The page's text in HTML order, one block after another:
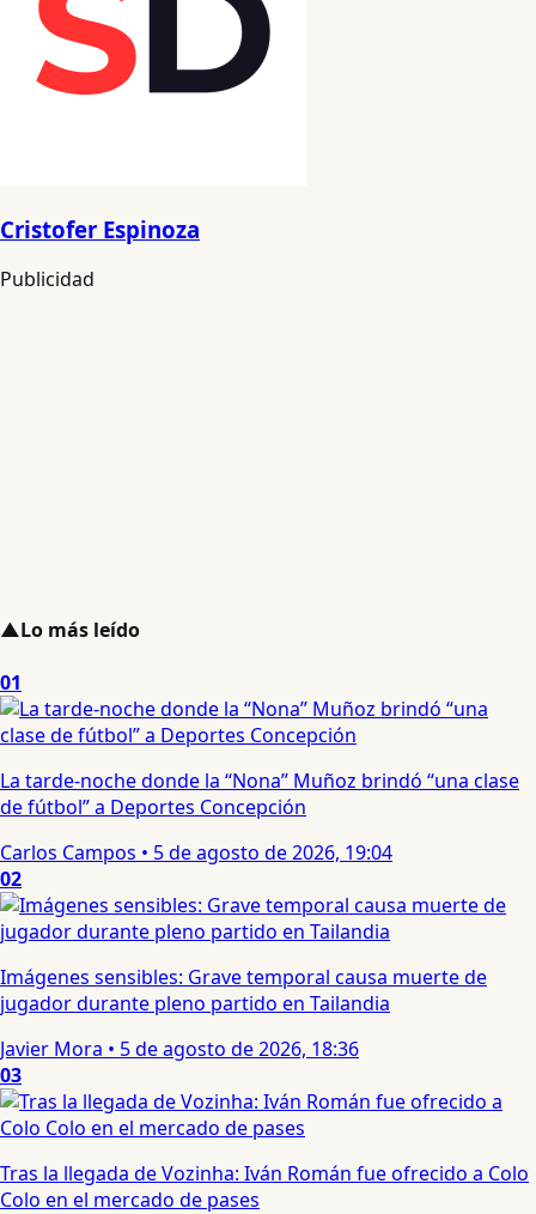
Cristofer Espinoza
Publicidad
▲Lo más leído
01
La tarde-noche donde la “Nona” Muñoz brindó “una clase
de fútbol” a Deportes Concepción
Carlos Campos • 5 de agosto de 2026, 19:04
02
Imágenes sensibles: Grave temporal causa muerte de
jugador durante pleno partido en Tailandia
Javier Mora • 5 de agosto de 2026, 18:36
03
Tras la llegada de Vozinha: Iván Román fue ofrecido a Colo
Colo en el mercado de pases